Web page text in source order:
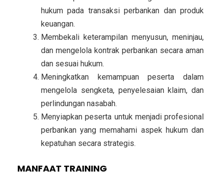
hukum pada transaksi perbankan dan produk
keuangan.
Membekali keterampilan menyusun, meninjau,
dan mengelola kontrak perbankan secara aman
dan sesuai hukum.
Meningkatkan kemampuan peserta dalam
mengelola sengketa, penyelesaian klaim, dan
perlindungan nasabah.
Menyiapkan peserta untuk menjadi profesional
perbankan yang memahami aspek hukum dan
kepatuhan secara strategis.
MANFAAT TRAINING